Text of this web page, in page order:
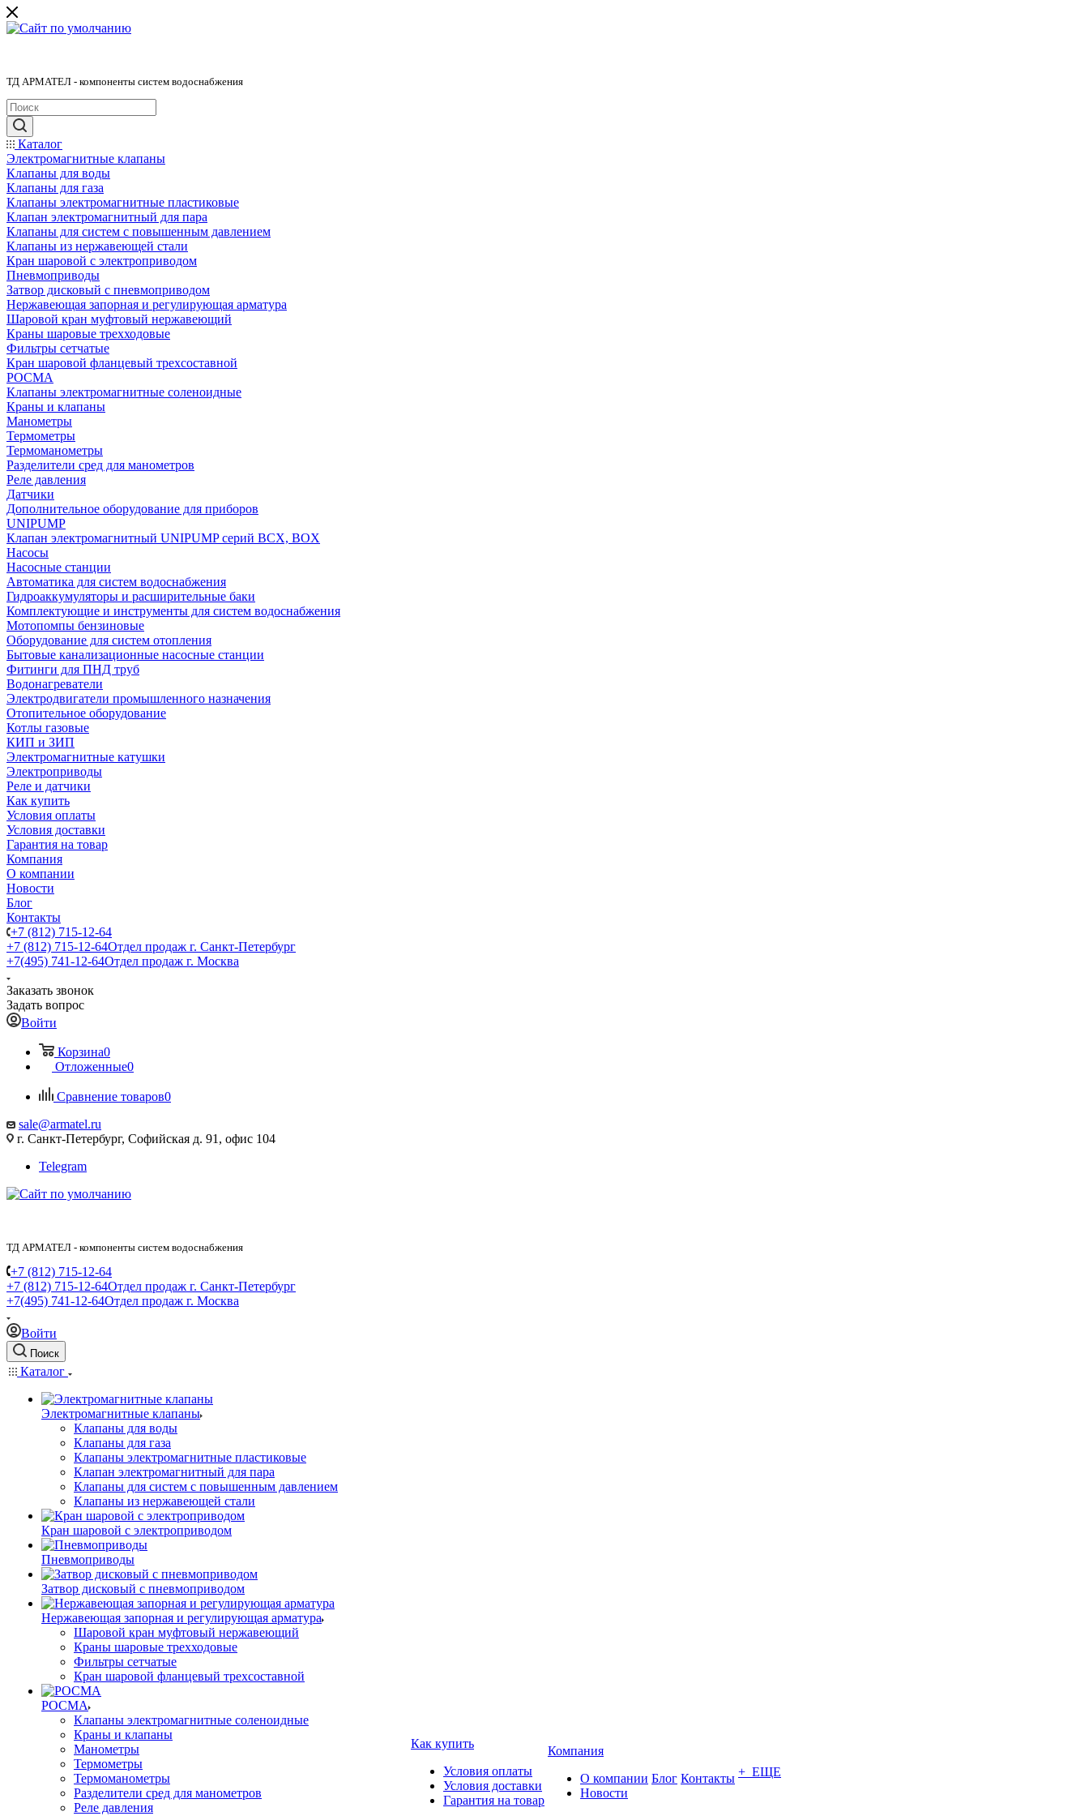
ТД АРМАТЕЛ - компоненты систем водоснабжения
Каталог
Электромагнитные клапаны
Клапаны для воды
Клапаны для газа
Клапаны электромагнитные пластиковые
Клапан электромагнитный для пара
Клапаны для систем с повышенным давлением
Клапаны из нержавеющей стали
Кран шаровой с электроприводом
Пневмоприводы
Затвор дисковый с пневмоприводом
Нержавеющая запорная и регулирующая арматура
Шаровой кран муфтовый нержавеющий
Краны шаровые трехходовые
Фильтры сетчатые
Кран шаровой фланцевый трехсоставной
РОСМА
Клапаны электромагнитные соленоидные
Краны и клапаны
Манометры
Термометры
Термоманометры
Разделители сред для манометров
Реле давления
Датчики
Дополнительное оборудование для приборов
UNIPUMP
Клапан электромагнитный UNIPUMP серий BCX, BOX
Насосы
Насосные станции
Автоматика для систем водоснабжения
Гидроаккумуляторы и расширительные баки
Комплектующие и инструменты для систем водоснабжения
Мотопомпы бензиновые
Оборудование для систем отопления
Бытовые канализационные насосные станции
Фитинги для ПНД труб
Водонагреватели
Электродвигатели промышленного назначения
Отопительное оборудование
Котлы газовые
КИП и ЗИП
Электромагнитные катушки
Электроприводы
Реле и датчики
Как купить
Условия оплаты
Условия доставки
Гарантия на товар
Компания
О компании
Новости
Блог
Контакты
+7 (812) 715-12-64
+7 (812) 715-12-64Отдел продаж г. Санкт-Петербург
+7(495) 741-12-64Отдел продаж г. Москва
Заказать звонок
Задать вопрос
Войти
Корзина0
Отложенные0
Сравнение товаров0
sale@armatel.ru
г. Санкт-Петербург, Софийская д. 91, офис 104
Telegram
ТД АРМАТЕЛ - компоненты систем водоснабжения
+7 (812) 715-12-64
+7 (812) 715-12-64Отдел продаж г. Санкт-Петербург
+7(495) 741-12-64Отдел продаж г. Москва
Войти
Поиск
Каталог
Электромагнитные клапаны
Клапаны для воды
Клапаны для газа
Клапаны электромагнитные пластиковые
Клапан электромагнитный для пара
Клапаны для систем с повышенным давлением
Клапаны из нержавеющей стали
Кран шаровой с электроприводом
Пневмоприводы
Затвор дисковый с пневмоприводом
Нержавеющая запорная и регулирующая арматура
Шаровой кран муфтовый нержавеющий
Краны шаровые трехходовые
Фильтры сетчатые
Кран шаровой фланцевый трехсоставной
РОСМА
Клапаны электромагнитные соленоидные
Краны и клапаны
Манометры
Термометры
Термоманометры
Разделители сред для манометров
Реле давления
Как купить
Условия оплаты
Условия доставки
Гарантия на товар
Компания
О компании
Новости
Блог Контакты + ЕЩЕ